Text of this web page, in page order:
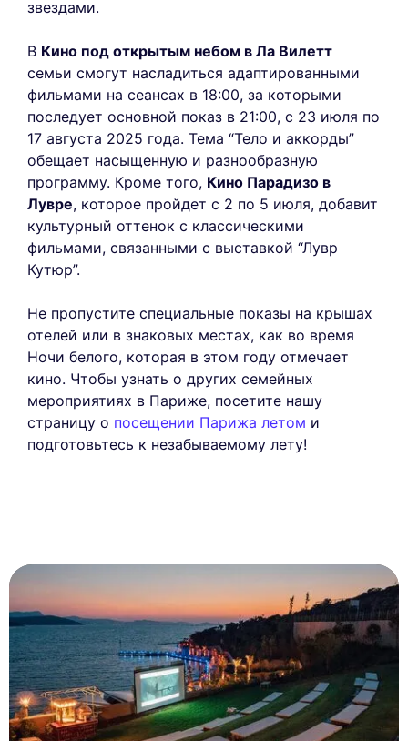
звездами.
В Кино под открытым небом в Ла Вилетт
семьи смогут насладиться адаптированными
фильмами на сеансах в 18:00, за которыми
последует основной показ в 21:00, с 23 июля по
17 августа 2025 года. Тема “Тело и аккорды”
обещает насыщенную и разнообразную
программу. Кроме того, Кино Парадизо в
Лувре, которое пройдет с 2 по 5 июля, добавит
культурный оттенок с классическими
фильмами, связанными с выставкой “Лувр
Кутюр”.
Не пропустите специальные показы на крышах
отелей или в знаковых местах, как во время
Ночи белого, которая в этом году отмечает
кино. Чтобы узнать о других семейных
мероприятиях в Париже, посетите нашу
страницу о посещении Парижа летом и
подготовьтесь к незабываемому лету!